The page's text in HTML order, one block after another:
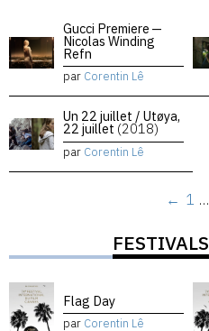
Gucci Premiere —
Nicolas Winding
Refn
par Corentin Lê
Un 22 juillet / Utøya,
22 juillet (2018)
par Corentin Lê
← 1 …
FESTIVALS
Flag Day
par Corentin Lê